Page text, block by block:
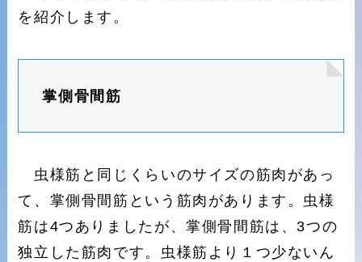
を紹介します。
掌側骨間筋
虫様筋と同じくらいのサイズの筋肉があっ
て、掌側骨間筋という筋肉があります。虫様
筋は4つありましたが、掌側骨間筋は、3つの
独立した筋肉です。虫様筋より１つ少ないん